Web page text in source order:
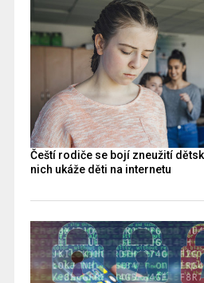
Čeští rodiče se bojí zneužití
nich ukáže děti na internetu